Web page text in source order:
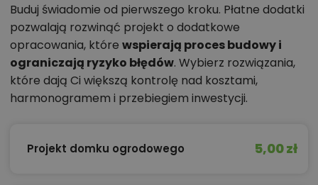
Buduj świadomie od pierwszego kroku. Płatne dodatki
pozwalają rozwinąć projekt o dodatkowe
opracowania, które wspierają proces budowy i
ograniczają ryzyko błędów. Wybierz rozwiązania,
które dają Ci większą kontrolę nad kosztami,
harmonogramem i przebiegiem inwestycji.
Projekt domku ogrodowego 5,00 zł